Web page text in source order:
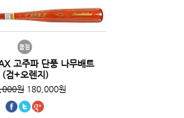
고주파 단풍 나무배트
(검+오렌지)
원180,000원